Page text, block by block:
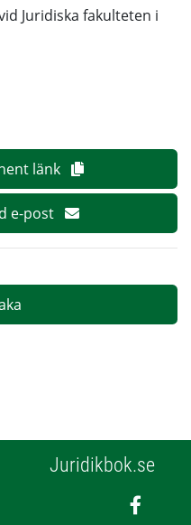
Juridiska fakulteten i
länk
e-post
Juridikbok.se